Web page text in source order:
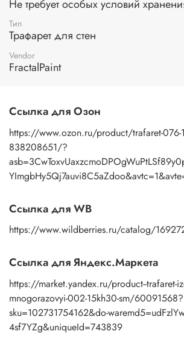
профессионалу и любителю.
Применение:
помощью мастихина или шпателя. После
трафарет под теплой водой с моющим
просушить бумажным полотенцем.
Не требует особых условий
Тип
Трафарет для стен
Vendor
FractalPaint
Ссылка для Озон
https://www.ozon.ru/product/trafaret-076-
838208651/?
Ссылка для WB
https://www.wildberries.ru/catalog/
Ссылка для Яндекс.Маркета
https://market.yandex.ru/product--trafaret-
mnogorazovyi-002-15kh30-sm/60091568?
sku=102731754162&do-
4sf7YZg&uniqueId=743839